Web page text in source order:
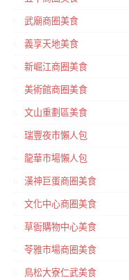
武廟商圈美食
義享天地美食
新崛江商圈美食
美術館商圈美食
文山重劃區美食
瑞豐夜市懶人包
龍華市場懶人包
漢神巨蛋商圈美食
文化中心商圈美食
草衙購物中心美食
苓雅市場商圈美食
鳥松大寮仁武美食